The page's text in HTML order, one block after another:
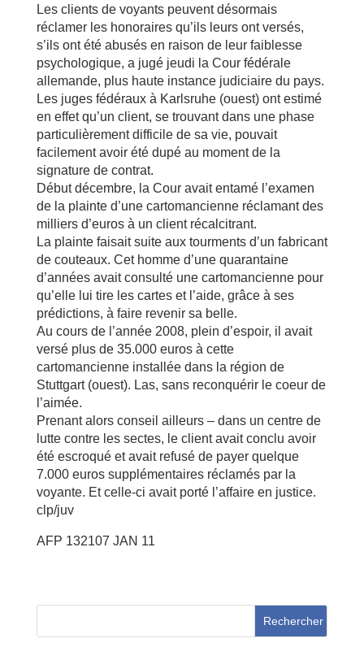
Les clients de voyants peuvent désormais
réclamer les honoraires qu’ils leurs ont versés,
s’ils ont été abusés en raison de leur faiblesse
psychologique, a jugé jeudi la Cour fédérale
allemande, plus haute instance judiciaire du pays.
Les juges fédéraux à Karlsruhe (ouest) ont estimé
en effet qu’un client, se trouvant dans une phase
particulièrement difficile de sa vie, pouvait
facilement avoir été dupé au moment de la
signature de contrat.
Début décembre, la Cour avait entamé l’examen
de la plainte d’une cartomancienne réclamant des
milliers d’euros à un client récalcitrant.
La plainte faisait suite aux tourments d’un fabricant
de couteaux. Cet homme d’une quarantaine
d’années avait consulté une cartomancienne pour
qu’elle lui tire les cartes et l’aide, grâce à ses
prédictions, à faire revenir sa belle.
Au cours de l’année 2008, plein d’espoir, il avait
versé plus de 35.000 euros à cette
cartomancienne installée dans la région de
Stuttgart (ouest). Las, sans reconquérir le coeur de
l’aimée.
Prenant alors conseil ailleurs – dans un centre de
lutte contre les sectes, le client avait conclu avoir
été escroqué et avait refusé de payer quelque
7.000 euros supplémentaires réclamés par la
voyante. Et celle-ci avait porté l’affaire en justice.
clp/juv
AFP 132107 JAN 11